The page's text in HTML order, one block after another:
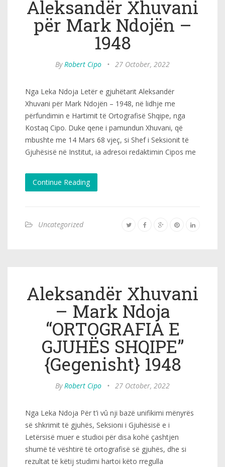
Aleksandër Xhuvani
për Mark Ndojën –
1948
ByRobert Cipo • 27 October, 2022
Nga Leka Ndoja Letër e gjuhëtarit Aleksandër
Xhuvani për Mark Ndojën – 1948, në lidhje me
përfundimin e Hartimit të Ortografisë Shqipe, nga
Kostaq Cipo. Duke qene i pamundun Xhuvani, që
mbushte me 14 Mars 68 vjeç, si Shef i Seksionit të
Gjuhësisë në Institut, ia adresoi redaktimin Cipos me
Continue Reading
Uncategorized
Aleksandër Xhuvani
– Mark Ndoja
“ORTOGRAFIA E
GJUHËS SHQIPE”
{Gegenisht} 1948
ByRobert Cipo • 27 October, 2022
Nga Leka Ndoja Për t’i vû nji bazë unifikimi mënyrës
së shkrimit të gjuhës, Seksioni i Gjuhësisë e i
Letërsisë muer e studioi për disa kohë çashtjen
shumë të vështirë të ortografisë së gjuhës, dhe si
rezultat të këtij studimi hartoi këto rregulla